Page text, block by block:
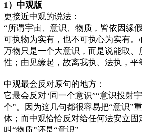
1）中观版
更接近中观的说法：
“所谓宇宙、意识、物质，皆依因缘
可执物为实有，也不可执心为实有。
万物只是一个大意识，而是说能取、
性；由见缘起，故离我执、法执，平
中观最会反对原句的地方：
它最会反对“同一个意识”“意识投射
个”。因为这几句都很容易把“意识”
体；而中观恰恰反对给任何法安立固
叫“物质”还是“意识”。